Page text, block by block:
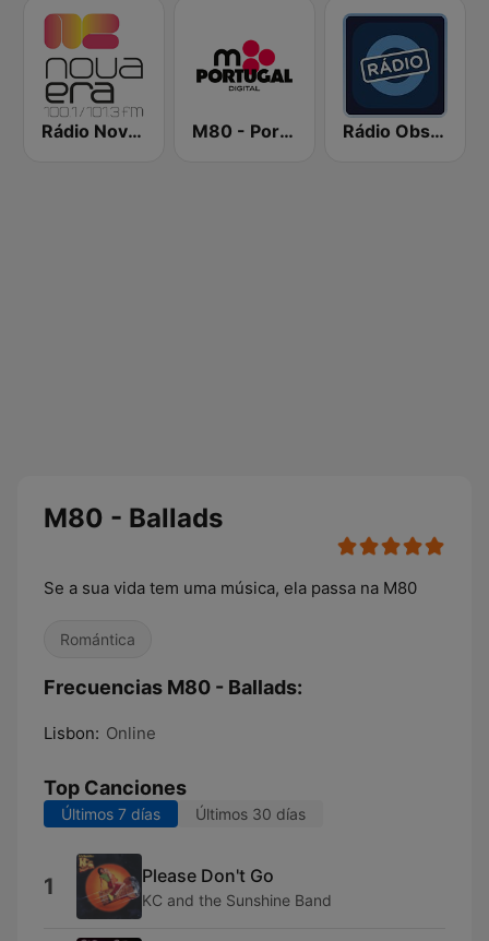
Rádio Nova Era M80 - Portugal Rádio Observador
M80 - Ballads
Se a sua vida tem uma música, ela passa na M80
Romántica
Frecuencias M80 - Ballads:
Lisbon: Online
Top Canciones
Últimos 7 días Últimos 30 días
1 Please Don't Go
KC and the Sunshine Band